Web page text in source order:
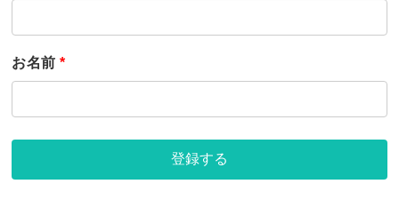
お名前 *
登録する